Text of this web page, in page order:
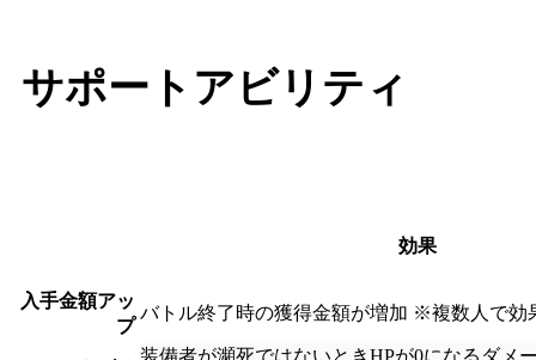
サポートアビリティ
効果
入手金額アッ
プ
バトル終了時の獲得金額が増加 ※複数人で効